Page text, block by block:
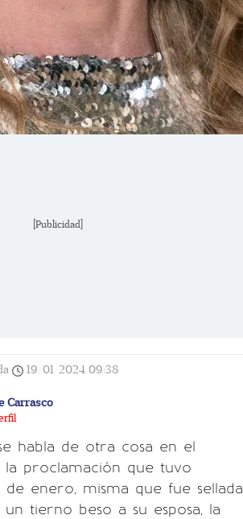
[Publicidad]
19/01/2024 09:38
Carrasco
habla de otra cosa en el
proclamación que tuvo
de enero, misma que fue sellada
tierno beso a su esposa, la